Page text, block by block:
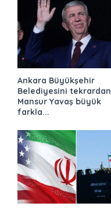
Ankara Büyükşehir
Belediyesini tekrardan
Mansur Yavaş büyük
farkla...